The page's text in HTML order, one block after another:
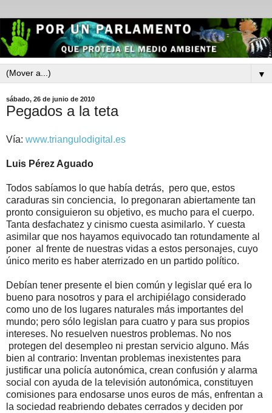
▼
sábado, 26 de junio de 2010
Pegados a la teta
Vía: www.triangulodigital.es
Luis Pérez Aguado
Todos sabíamos lo que había detrás, pero que, estos
caraduras sin conciencia, lo pregonaran abiertamente tan
pronto consiguieron su objetivo, es mucho para el cuerpo.
Tanta desfachatez y cinismo cuesta asimilarlo. Y cuesta
asimilar que nos hayamos equivocado tan rotundamente al
poner al frente de nuestras vidas a estos personajes, cuyo
único merito es haber aterrizado en un partido político.
Debían tener presente el bien común y legislar qué era lo
bueno para nosotros y para el archipiélago considerado
como uno de los lugares naturales más importantes del
mundo; pero sólo legislan para cuatro y para sus propios
intereses. No resuelven nuestros problemas. No nos
protegen del desempleo ni prestan servicio alguno. Más
bien al contrario: Inventan problemas inexistentes para
justificar una policía autonómica, crean confusión y alarma
social con ayuda de la televisión autonómica, constituyen
comisiones para endosarse unos euros de más, enfrentan a
la sociedad reabriendo debates cerrados y deciden por